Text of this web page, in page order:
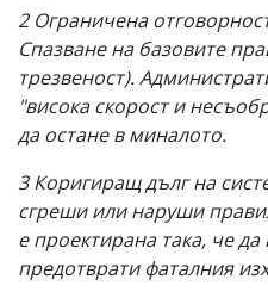
2 Ограничена
Спазване на базовите
трезвеност).
"висока скорост и
да остане в миналото.
3 Коригиращ дълг на
сгреши или наруши
е проектирана така, че
предотврати фаталния